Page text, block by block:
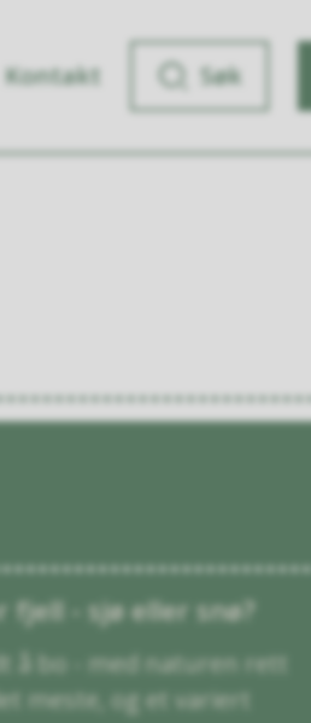
Kontakt Søk
- sjø eller snø?
å bo - med naturen rett
meste, og et variert